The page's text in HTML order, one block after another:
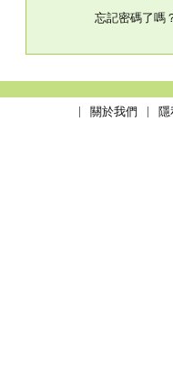
忘記密碼了嗎
關於我們